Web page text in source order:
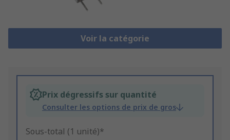
Voir la catégorie
Prix dégressifs sur quantité
Consulter les options de prix de gros
Sous-total (1 unité)*